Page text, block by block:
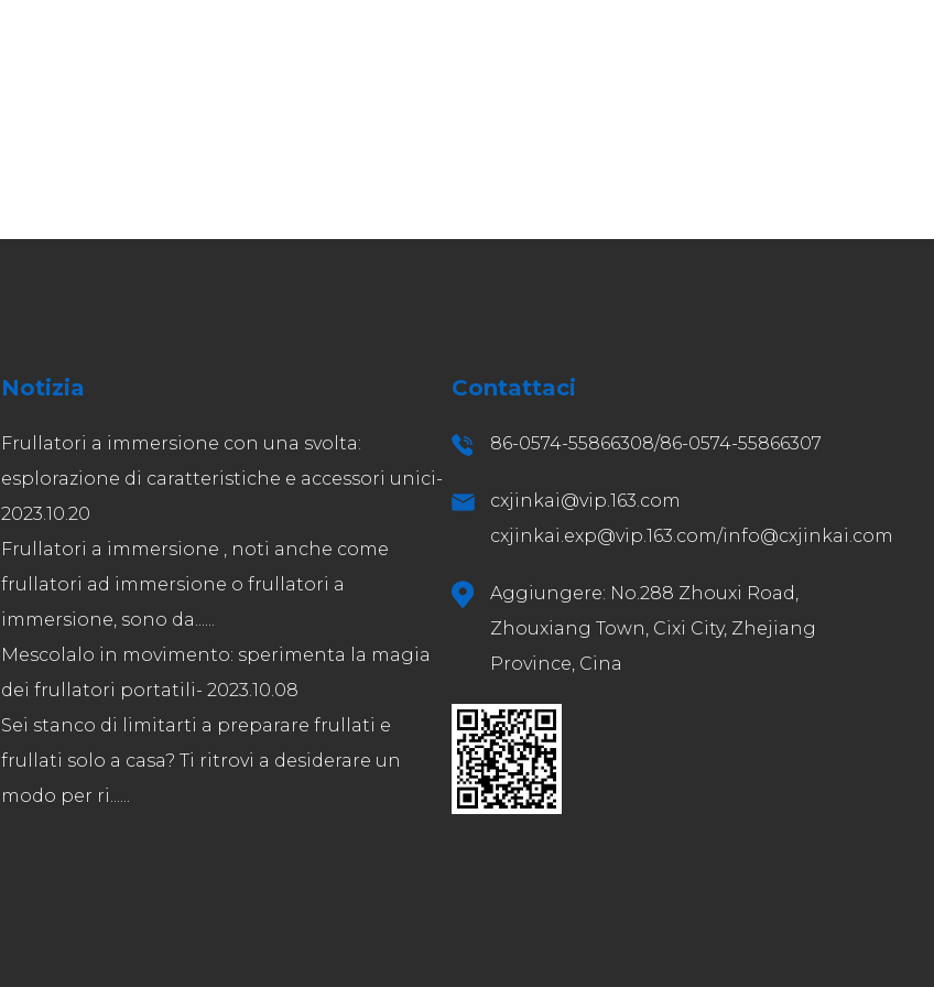
Notizia
Frullatori a immersione con una svolta:
esplorazione di caratteristiche e accessori unici-
2023.10.20
Frullatori a immersione , noti anche come
frullatori ad immersione o frullatori a
immersione, sono da......
Mescolalo in movimento: sperimenta la magia
dei frullatori portatili- 2023.10.08
Sei stanco di limitarti a preparare frullati e
frullati solo a casa? Ti ritrovi a desiderare un
modo per ri......
Contattaci
86-0574-55866308/86-0574-55866307
cxjinkai@vip.163.com
cxjinkai.exp@vip.163.com/info@cxjinkai.com
Aggiungere: No.288 Zhouxi Road,
Zhouxiang Town, Cixi City, Zhejiang
Province, Cina